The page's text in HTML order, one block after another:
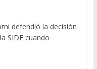
defendió la decisión
SIDE cuando